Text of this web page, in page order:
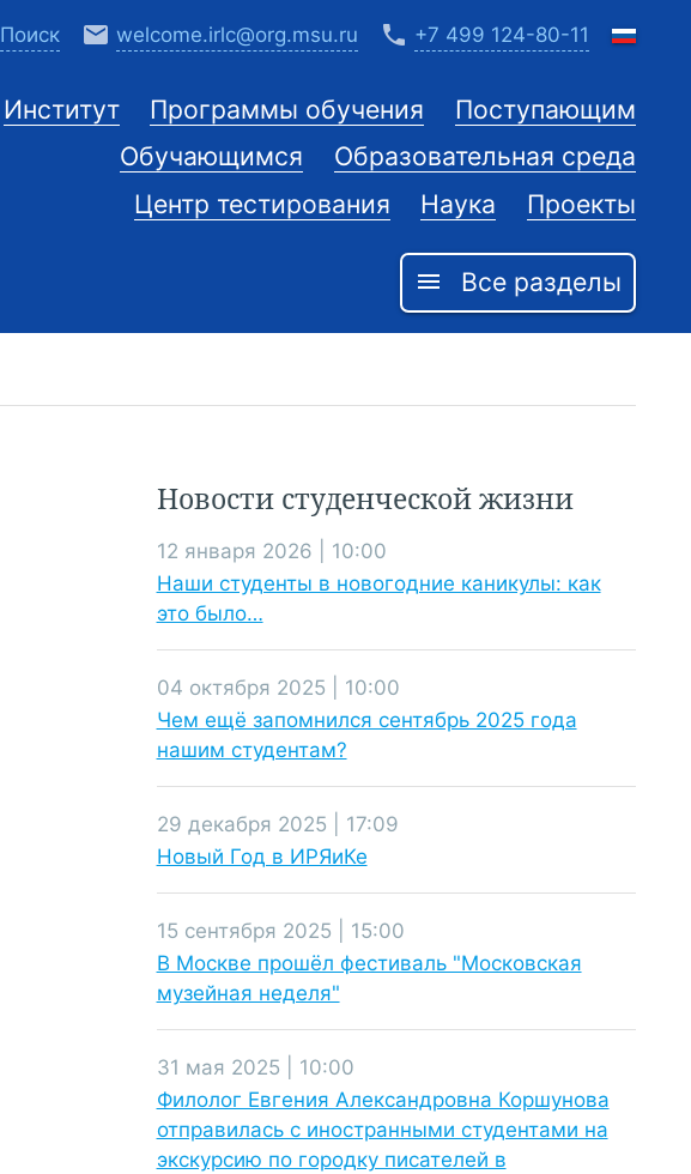
phone +7 499 124-80-11
email welcome.irlc@org.msu.ru
Поиск
Институт Программы обучения
Поступающим
Обучающимся
Образовательная среда
Центр тестирования
Наука Проекты
menu Все разделы
Новости студенческой жизни
12 января 2026 | 10:00
Наши студенты в новогодние каникулы: как
это было…
04 октября 2025 | 10:00
Чем ещё запомнился сентябрь 2025 года
нашим студентам?
29 декабря 2025 | 17:09
Новый Год в ИРЯиКе
15 сентября 2025 | 15:00
В Москве прошёл фестиваль "Московская
музейная неделя"
31 мая 2025 | 10:00
Филолог Евгения Александровна Коршунова
отправилась с иностранными студентами на
экскурсию по городку писателей в